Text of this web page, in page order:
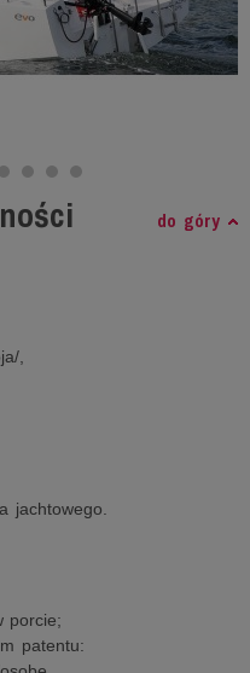
do góry
,
jachtowego.
porcie;
patentu: